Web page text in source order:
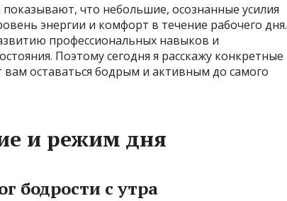
что небольшие, осознанные усилия
энергии и комфорт в течение рабочего дня.
профессиональных навыков и
Поэтому сегодня я расскажу конкретные
оставаться бодрым и активным до самого
и режим дня
бодрости с утра